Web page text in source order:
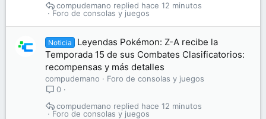
Foro de consolas y juegos
hace 12 minutos
compudemano
Noticia
Leyendas Pokémon: Z-A recibe la
Temporada 15 de sus Combates Clasificatorios:
recompensas y más detalles
compudemano
Foro de consolas y juegos
0
Foro de consolas y juegos
hace 12 minutos
compudemano